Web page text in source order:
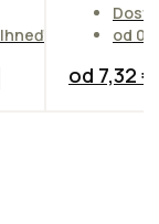
Ihneď
od
od 7,32